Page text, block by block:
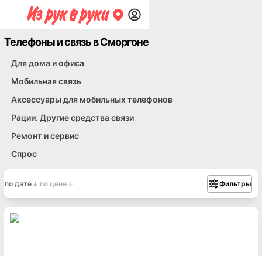
Телефоны и связь в Сморгоне
Для дома и офиса
Мобильная связь
Аксессуары для мобильных телефонов
Рации. Другие средства связи
Ремонт и сервис
Спрос
по дате по цене Фильтры